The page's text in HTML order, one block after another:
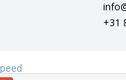
+31